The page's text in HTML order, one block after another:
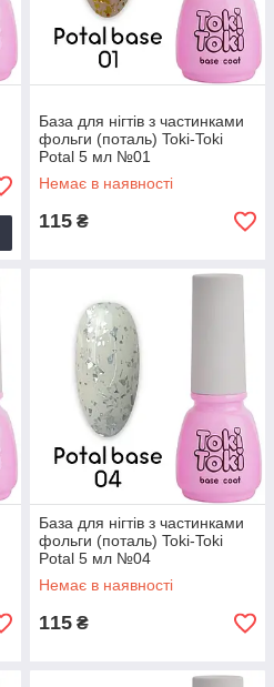
База для нігтів з частинками
фольги (поталь) Toki-Toki
Potal 5 мл №01
Немає в наявності
115 ₴
База для нігтів з частинками
фольги (поталь) Toki-Toki
Potal 5 мл №04
Немає в наявності
115 ₴